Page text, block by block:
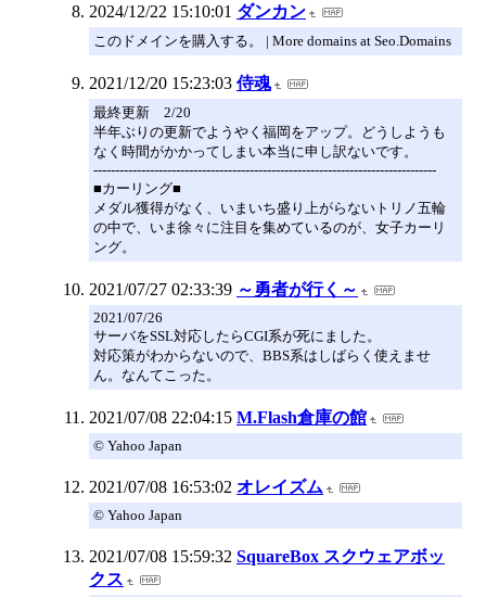
2024/12/22 15:10:01 ダンカン
このドメインを購入する。 | More domains at Seo.Domains
2021/12/20 15:23:03 侍魂
最終更新 2/20
半年ぶりの更新でようやく福岡をアップ。どうしようも
なく時間がかかってしまい本当に申し訳ないです。
-------------------------------------------------------------------------------
■カーリング■
メダル獲得がなく、いまいち盛り上がらないトリノ五輪
の中で、いま徐々に注目を集めているのが、女子カーリ
ング。
2021/07/27 02:33:39 ～勇者が行く～
2021/07/26
サーバをSSL対応したらCGI系が死にました。
対応策がわからないので、BBS系はしばらく使えませ
ん。なんてこった。
2021/07/08 22:04:15 M.Flash倉庫の館
© Yahoo Japan
2021/07/08 16:53:02 オレイズム
© Yahoo Japan
2021/07/08 15:59:32 SquareBox スクウェアボッ
クス